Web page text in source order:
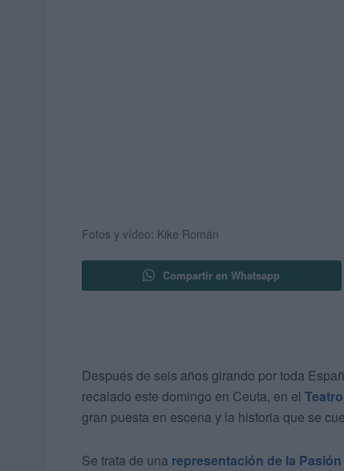
Fotos y vídeo: Kike Román
Compartir en Whatsapp
Después de seis años girando por toda
recalado este domingo en Ceuta, en el
gran puesta en escena y la historia que se
Se trata de una representación de la